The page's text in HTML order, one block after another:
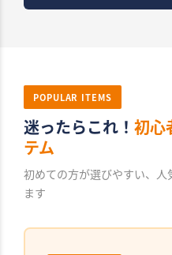
POPULAR ITEMS
迷ったらこれ！初心
テム
初めての方が選びやすい、
ます